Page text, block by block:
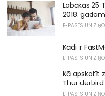
Labākās 25
2018. gadam
E-PASTS UN
Kādi ir
E-PASTS UN
Kā apskatīt
Thunderbird
E-PASTS UN